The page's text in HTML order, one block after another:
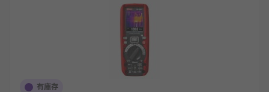
有庫存